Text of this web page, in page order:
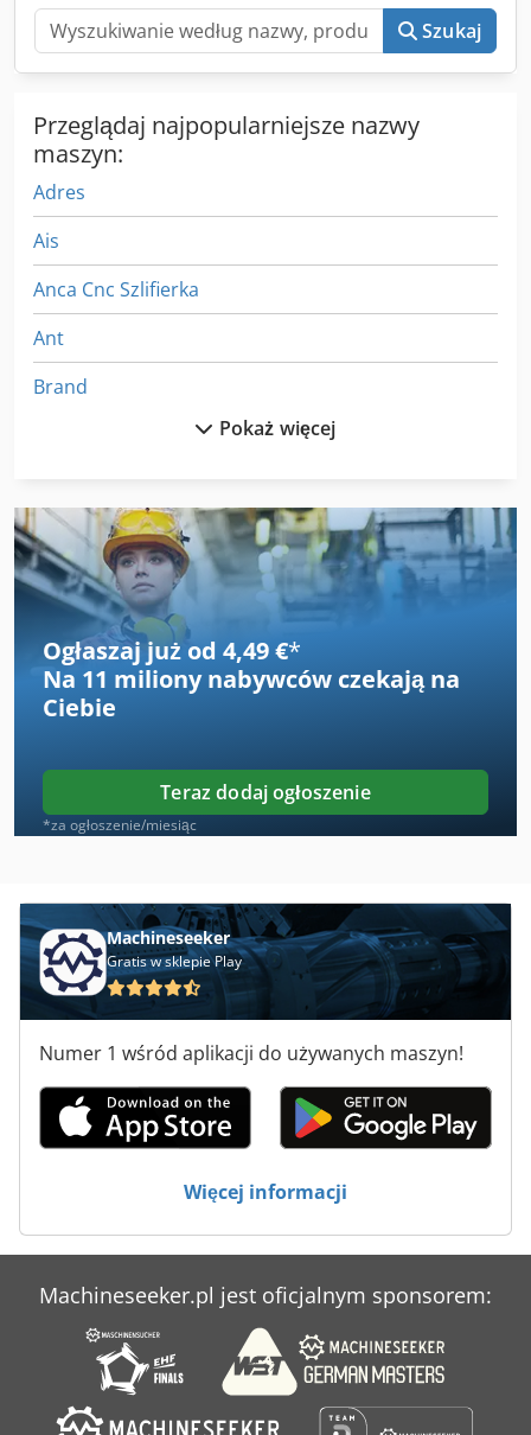
Szukaj
Przeglądaj najpopularniejsze nazwy
maszyn:
Adres
Ais
Anca Cnc Szlifierka
Ant
Brand
Daf
Ddfao System
Deski
Dkm
German
Hak Miasta
Mi Nn
Profil Okienny
Profil Użytkownika
Profil Użytkownika Centrum Obróbkowe
Profil Użytkownika Noże
Stock
System Wentylacji
Pokaż więcej
Ogłaszaj już od 4,49 €*
Na 11 miliony nabywców czekają na
Ciebie
Teraz dodaj ogłoszenie
*za ogłoszenie/miesiąc
Machineseeker
Gratis w sklepie Play
Numer 1 wśród aplikacji do używanych maszyn!
Więcej informacji
Machineseeker.pl jest oficjalnym sponsorem: